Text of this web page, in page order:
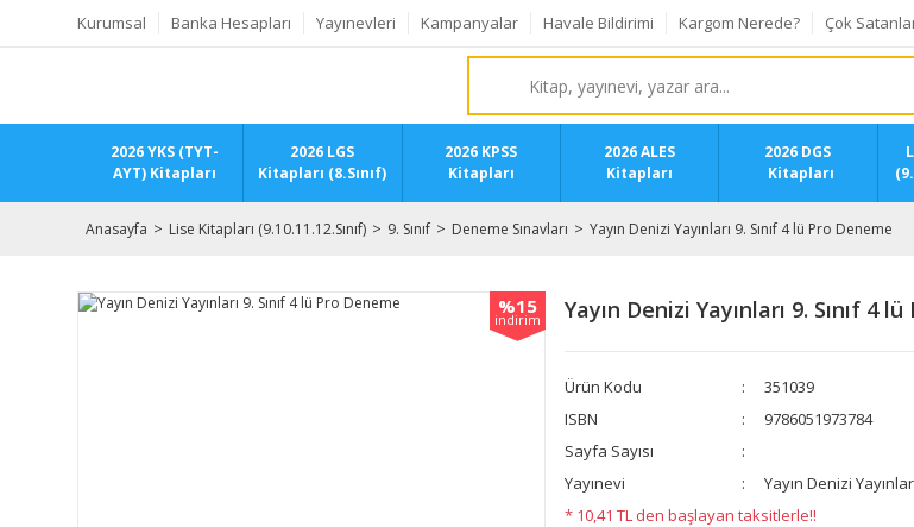
Kurumsal Banka Hesapları Yayınevleri Kampanyalar Havale Bildirimi Kargom Nerede? Çok
2026 YKS (TYT-
AYT) Kitapları
2026 LGS
Kitapları (8.Sınıf)
2026 KPSS
Kitapları
2026 ALES
Kitapları
2026 DGS
Kitapları
Anasayfa Lise Kitapları (9.10.11.12.Sınıf) 9. Sınıf Deneme Sınavları Yayın Denizi Yayınları 9. Sınıf 4 lü Pro Deneme
%15
indirim Yayın Denizi Yayınları 9. Sınıf 4
Ürün Kodu
351039
ISBN
9786051973784
Sayfa Sayısı
Yayınevi
Yayın Denizi
* 10,41 TL den başlayan taksitlerle!!